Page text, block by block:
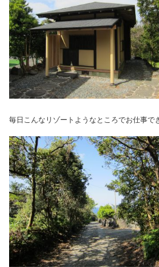
にじり口の脇は今回杉板の浮造りを貼
こんな感じに仕上がりましたよ！